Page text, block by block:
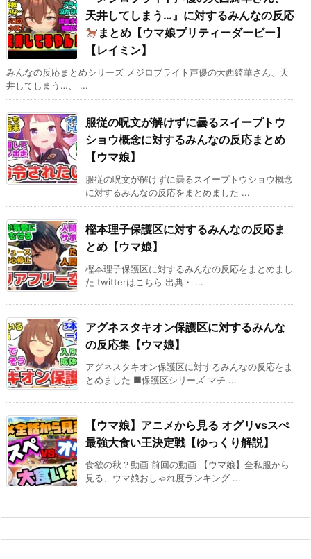
天井してしまう…』に対するみんなの反応
まとめ【ウマ娘プリティーダービー】
【レイミン】
みんなの反応まとめシリーズ メジロブライト声優の大西綺華さん、天
井してしまう…、 ...
服従の呪文が解けずに曇るスイープトウ
ショウ概念に対するみんなの反応まとめ
【ウマ娘】
服従の呪文が解けずに曇るスイープトウショウ概念
に対するみんなの反応をまとめました ...
樫本理子保護区に対するみんなの反応ま
とめ【ウマ娘】
樫本理子保護区に対するみんなの反応をまとめまし
た twitterはこちら 出典・ ...
アグネスタキオン保護区に対するみんな
の反応集【ウマ娘】
アグネスタキオン保護区に対するみんなの反応をま
とめました ■保護区シリーズ マチ ...
【ウマ娘】アニメから見る オグリvsスぺ
最強大食い王決定戦【ゆっくり解説】
食欲の秋？動画 前回の動画 【ウマ娘】全私服から
見る、ウマ娘おしゃれ度ランキング ...